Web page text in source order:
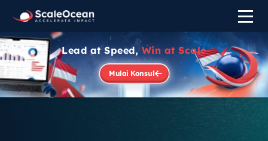
Lead at Speed, Win at Scale
Mulai Konsul